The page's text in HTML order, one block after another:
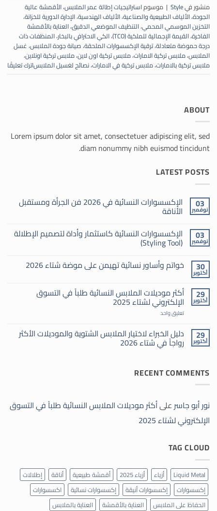
منشور فيStyle
| موسوماستراتيجيات إطالة عمر الملابس،الأقمشة عالية
الجودة،الألياف الطبيعية والصناعية،الألياف الهندسية،الإدارة الدورية للخزانة،
التخزين الموسمي المحمي،التنظيف الموضعي الدقيق،العناية بالأقمشة
الفاخرة،القيمة الإجمالية للملكية (TCO) ،الكي الاحترافي بالبخار،المنظفات ذات
درجة حموضة متعادلة،ترقية الإكسسوارات الملحقة،صيانة جودة الملابس،غسل
الملابس،ملابس تركية الامارات،ملابس تركية اون لاين،ملابس تركية اونلاين،
ملابس تركية بالامارات،ملابس تركية في الامارات،نصائح لغسيل الملابساترك تعليقًا
ABOUT
Lorem ipsum dolor sit amet, consectetuer adipiscing elit, sed
diam nonummy nibh euismod tincidunt.
LATEST POSTS
03
نوفمبر
الإكسسوارات النسائية في 2026 فن الجرأة ومستقبل
الأناقة
تعليقات
على
الإكسسوارات
2026
فن
الأناقة
03
نوفمبر
الإكسسوارات النسائية كاستثمار وأداة لتصميم الإطلالة
(Styling Tool)
تعليقات
على
كاستثمار
وأداة
لتصميم
الإطلالة
(Styling
30
أكتوبر
خواتم وأساور نسائية تهيمن على موضة شتاء 2026
تعليقات
على
خواتم
وأساور
نسائية
تهيمن
موضة
شتاء
2026
29
أكتوبر
أكثر موديلات الملابس النسائية طلباً في التسوق
الإلكتروني لشتاء 2025
تعليق واحدعلى
أكثر
الملابس
النسائية
طلباً
في
لشتاء
2025
29
أكتوبر
دليل الخبراء لاختيار الملابس الشتوية والموديلات الأكثر
رواجاً في شتاء 2026
على
دليل
الشتوية
والموديلات
الأكثر
رواجاً
في
RECENT COMMENTS
نور أبو جاسرعلىأكثر موديلات الملابس النسائية طلباً في التسوق
الإلكتروني لشتاء 2025
TAG CLOUD
Liquid Metal أزياء أزياء 2025 أقمشة طبيعية أناقة
إطلالات
إكسسوارات
إكسسوارات أنيقة إكسسوارات نسائية
اكسسوارات
الحفاظ على الملابس
العناية بالأقمشة
العناية بالملابس